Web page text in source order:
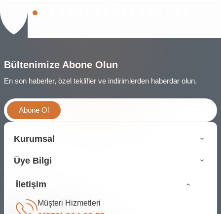
Bültenimize Abone Olun
En son haberler, özel teklifler ve indirimlerden haberdar olun.
Abone Ol
Kurumsal
Üye Bilgi
İletişim
Müşteri Hizmetleri